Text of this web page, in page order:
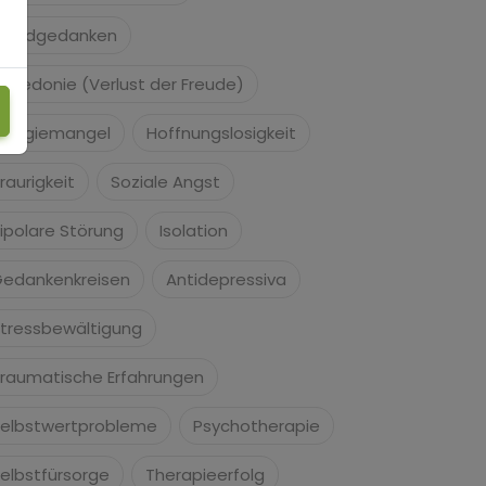
Suizidgedanken
(Verlust der Freude)
Hoffnungslosigkeit
Soziale Angst
Störung Isolation
Antidepressiva
Erfahrungen
Psychotherapie
Therapieerfolg